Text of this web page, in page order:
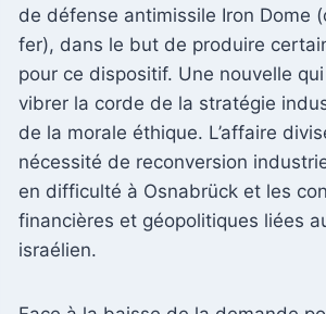
de défense antimissile Iron Dome
fer), dans le but de produire
pour ce dispositif. Une nouvelle
vibrer la corde de la stratégie
de la morale éthique. L’affaire
nécessité de reconversion
en difficulté à Osnabrück et les
financières et géopolitiques liées
israélien.